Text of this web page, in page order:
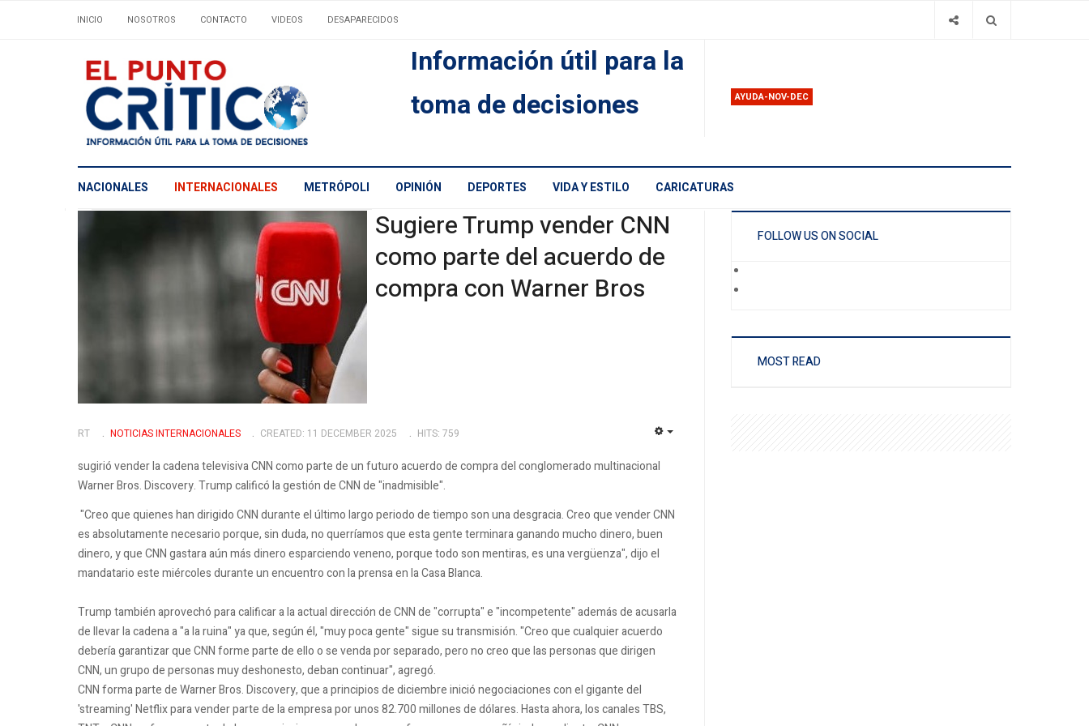
INICIO NOSOTROS CONTACTO VIDEOS DESAPARECIDOS
Información útil para la
toma de decisiones
AYUDA-NOV-DEC
NACIONALES INTERNACIONALES METRÓPOLI OPINIÓN DEPORTES VIDA Y ESTILO CARICATURAS
Sugiere Trump vender CNN
como parte del acuerdo de
compra con Warner Bros
RT NOTICIAS INTERNACIONALES CREATED: 11 DECEMBER 2025 HITS: 759
sugirió vender la cadena televisiva CNN como parte de un futuro acuerdo de compra del conglomerado multinacional
Warner Bros. Discovery. Trump calificó la gestión de CNN de "inadmisible".
"Creo que quienes han dirigido CNN durante el último largo periodo de tiempo son una desgracia. Creo que vender CNN
es absolutamente necesario porque, sin duda, no querríamos que esta gente terminara ganando mucho dinero, buen
dinero, y que CNN gastara aún más dinero esparciendo veneno, porque todo son mentiras, es una vergüenza", dijo el
mandatario este miércoles durante un encuentro con la prensa en la Casa Blanca.
Trump también aprovechó para calificar a la actual dirección de CNN de "corrupta" e "incompetente" además de acusarla
de llevar la cadena a "a la ruina" ya que, según él, "muy poca gente" sigue su transmisión. "Creo que cualquier acuerdo
debería garantizar que CNN forme parte de ello o se venda por separado, pero no creo que las personas que dirigen
CNN, un grupo de personas muy deshonesto, deban continuar", agregó.
CNN forma parte de Warner Bros. Discovery, que a principios de diciembre inició negociaciones con el gigante del
'streaming' Netflix para vender parte de la empresa por unos 82.700 millones de dólares. Hasta ahora, los canales TBS,
FOLLOW US ON SOCIAL
MOST READ